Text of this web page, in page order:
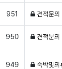
951 견적문의
950 견적문의
949 숙박및